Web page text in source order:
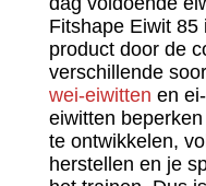
Fitshape Eiwit 85
product door de
verschillende
wei-eiwitten en
eiwitten
te ontwikkelen,
herstellen en je